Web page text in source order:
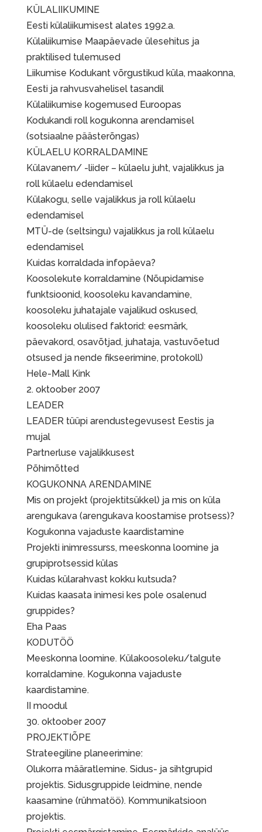
KÜLALIIKUMINE
Eesti külaliikumisest alates 1992.a.
Külaliikumise Maapäevade ülesehitus ja
praktilised tulemused
Liikumise Kodukant võrgustikud küla, maakonna,
Eesti ja rahvusvahelisel tasandil
Külaliikumise kogemused Euroopas
Kodukandi roll kogukonna arendamisel
(sotsiaalne päästerõngas)
KÜLAELU KORRALDAMINE
Külavanem/ -liider – külaelu juht, vajalikkus ja
roll külaelu edendamisel
Külakogu, selle vajalikkus ja roll külaelu
edendamisel
MTÜ-de (seltsingu) vajalikkus ja roll külaelu
edendamisel
Kuidas korraldada infopäeva?
Koosolekute korraldamine (Nõupidamise
funktsioonid, koosoleku kavandamine,
koosoleku juhatajale vajalikud oskused,
koosoleku olulised faktorid: eesmärk,
päevakord, osavõtjad, juhataja, vastuvõetud
otsused ja nende fikseerimine, protokoll)
Hele-Mall Kink
2. oktoober 2007
LEADER
LEADER tüüpi arendustegevusest Eestis ja
mujal
Partnerluse vajalikkusest
Põhimõtted
KOGUKONNA ARENDAMINE
Mis on projekt (projektitsükkel) ja mis on küla
arengukava (arengukava koostamise protsess)?
Kogukonna vajaduste kaardistamine
Projekti inimressurss, meeskonna loomine ja
grupiprotsessid külas
Kuidas külarahvast kokku kutsuda?
Kuidas kaasata inimesi kes pole osalenud
gruppides?
Eha Paas
KODUTÖÖ
Meeskonna loomine. Külakoosoleku/talgute
korraldamine. Kogukonna vajaduste
kaardistamine.
II moodul
30. oktoober 2007
PROJEKTIÕPE
Strateegiline planeerimine:
Olukorra määratlemine. Sidus- ja sihtgrupid
projektis. Sidusgruppide leidmine, nende
kaasamine (rühmatöö). Kommunikatsioon
projektis.